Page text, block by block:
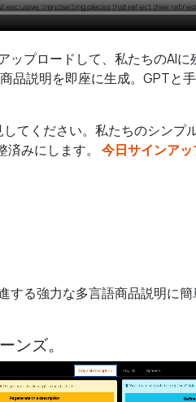
プロードして、私たちのAIに
品説明を即座に生成。GPTと
てください。私たちのシンプ
みにします。 今日サインア
する強力な多言語商品説明に
ンズ。